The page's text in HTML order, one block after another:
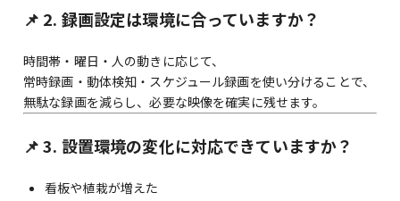
📌 2. 録画設定は環境に合っていますか？
時間帯・曜日・人の動きに応じて、
常時録画・動体検知・スケジュール録画を使い分けることで、
無駄な録画を減らし、必要な映像を確実に残せます。
📌 3. 設置環境の変化に対応できていますか？
看板や植栽が増えた